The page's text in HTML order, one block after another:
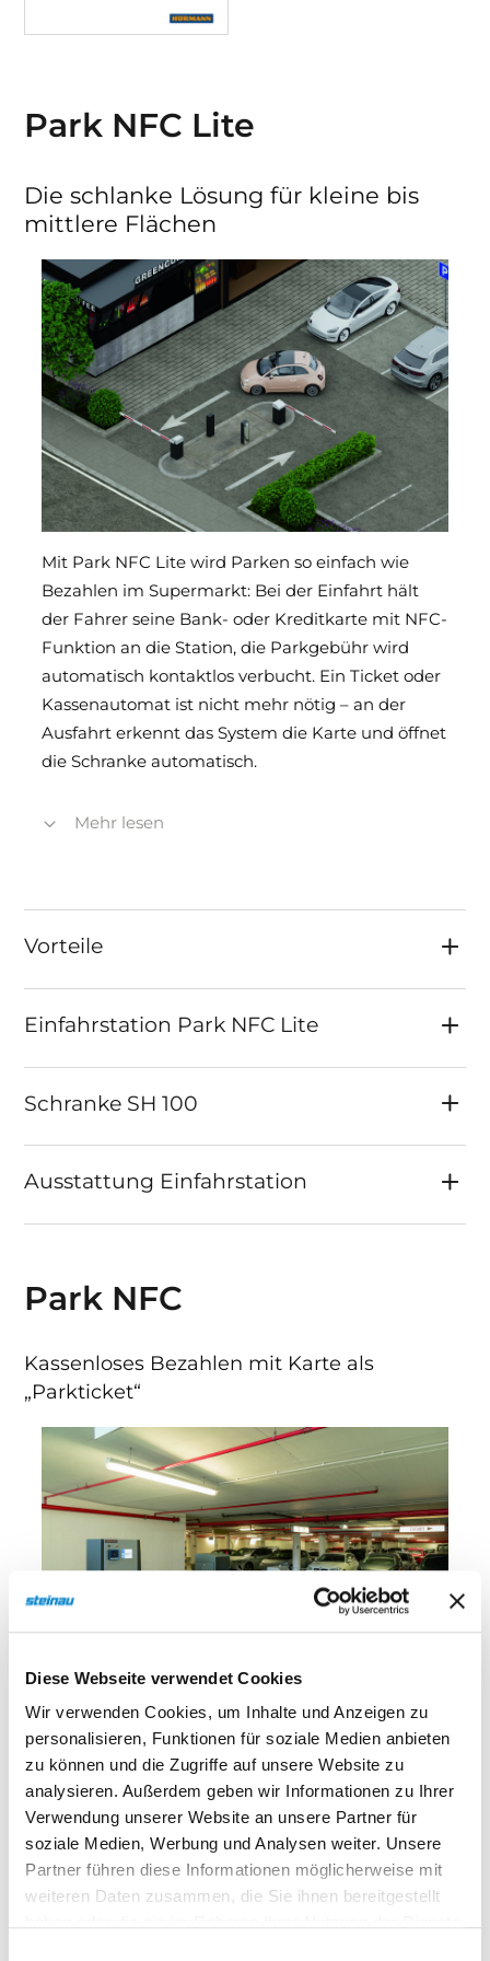
Diese Webseite verwendet Cookies
Wir verwenden Cookies, um Inhalte und Anzeigen zu
personalisieren, Funktionen für soziale Medien anbieten
zu können und die Zugriffe auf unsere Website zu
analysieren. Außerdem geben wir Informationen zu Ihrer
Verwendung unserer Website an unsere Partner für
soziale Medien, Werbung und Analysen weiter. Unsere
Partner führen diese Informationen möglicherweise mit
weiteren Daten zusammen, die Sie ihnen bereitgestellt
Park NFC Lite
Die schlanke Lösung für kleine bis
mittlere Flächen
Mit Park NFC Lite wird Parken so einfach wie
Bezahlen im Supermarkt: Bei der Einfahrt hält
der Fahrer seine Bank- oder Kreditkarte mit NFC-
Funktion an die Station, die Parkgebühr wird
automatisch kontaktlos verbucht. Ein Ticket oder
Kassenautomat ist nicht mehr nötig – an der
Ausfahrt erkennt das System die Karte und öffnet
die Schranke automatisch.
Dank dieser ticketlosen und kassenlosen Lösung
In Kombination mit modernen Radarsensoren
(virtuelle Schleifen) entfällt zudem der Einbau
Installation beschleunigt und die
Wartungskosten erheblich senkt. Betreiber
kleine bis mittlere Parkflächen eignet und sowohl
Mehr lesen
Vorteile
Einfahrstation Park NFC Lite
Schranke SH 100
Ausstattung Einfahrstation
Park NFC
Kassenloses Bezahlen mit Karte als
„Parkticket“
Mit Park NFC wird die Bank- oder Kreditkarte
zum digitalen Parkticket: Einfach die Karte an der
Einfahrt vorhalten, parken und bei der Ausfahrt
erneut nutzen – die Abbuchung erfolgt
automatisch, kontaktlos und SEPA-konform.
Damit entfällt die Notwendigkeit von klassischen
Kassenautomaten, was den Betrieb deutlich